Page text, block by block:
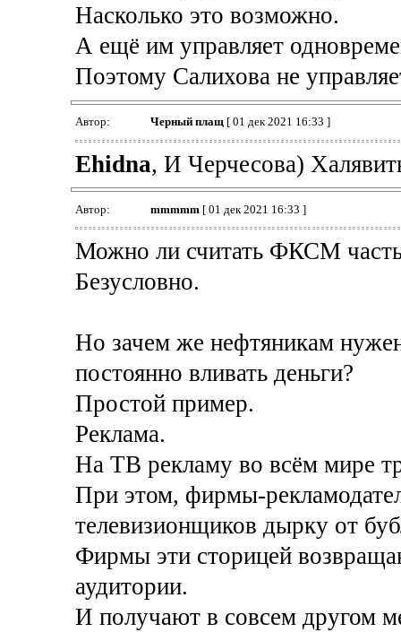
Насколько это возможно.
А ещё им управляет
Поэтому Салихова не
Автор: Черный плащ[ 01 дек 2021 16:33 ]
Ehidna, И Черчесова)
Автор: mmmmm [ 01 дек 2021 16:33 ]
Можно ли считать ФКСМ
Безусловно.
Но зачем же нефтяникам
постоянно вливать деньги?
Простой пример.
Реклама.
На ТВ рекламу во всём мире
При этом, фирмы-
телевизионщиков дырку от
Фирмы эти сторицей
аудитории.
И получают в совсем другом